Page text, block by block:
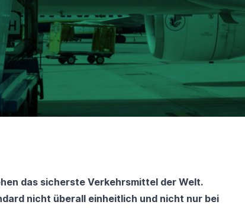
das sicherste Verkehrsmittel der Welt.
nicht überall einheitlich und nicht nur bei